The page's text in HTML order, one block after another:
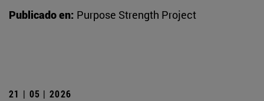
Publicado en: Purpose Strength Project
21 | 05 | 2026